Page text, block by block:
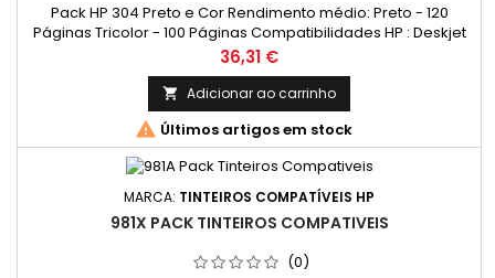
Pack HP 304 Preto e Cor Rendimento médio: Preto - 120
Páginas Tricolor - 100 Páginas Compatibilidades HP : Deskjet
2600; Deskjet 2620; Deskjet 2621; Deskjet 2622; Deskjet 2623;
Deskjet 2624; Deskjet 2630; Deskjet 2632; Deskjet 2633;
Deskjet 2634; Deskjet 2635; Deskjet 2652; Deskjet 2655;
Deskjet 3720; Deskjet 3720 Blue; Deskjet 3720 seagrass;
Deskjet 3720...
Preço
36,31 €
 Adicionar ao carrinho
 Últimos artigos em stock
MARCA: TINTEIROS COMPATÍVEIS HP
981X PACK TINTEIROS COMPATIVEIS
(0)